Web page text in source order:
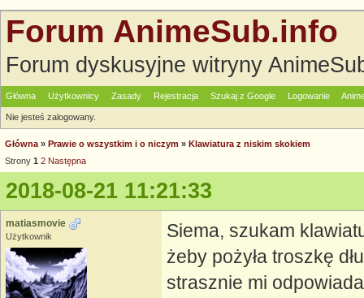
Forum AnimeSub.info
Forum dyskusyjne witryny
Główna Użytkownicy Zasady Rejestracja Szukaj z Google Logowanie
Nie jesteś zalogowany.
Główna » Prawie o wszystkim i o niczym » Klawiatura z niskim skokiem
Strony 1 2 Następna
2018-08-21 11:21:33
matiasmovie
Użytkownik
Siema, szukam
żeby pożyła troszkę
strasznie mi